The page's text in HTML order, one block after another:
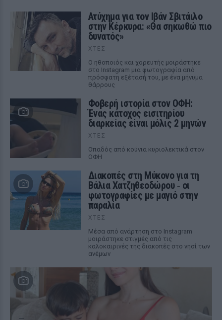
Ατύχημα για τον Ιβάν Σβιτάιλο
στην Κέρκυρα: «Θα σηκωθώ πιο
δυνατός»
ΧΤΕΣ
Ο ηθοποιός και χορευτής μοιράστηκε
στο Instagram μια φωτογραφία από
πρόσφατη εξέτασή του, με ένα μήνυμα
θάρρους
Φοβερή ιστορία στον ΟΦΗ:
Ένας κάτοχος εισιτηρίου
διαρκείας είναι μόλις 2 μηνών
ΧΤΕΣ
Οπαδός από κούνια κυριολεκτικά στον
ΟΦΗ
Διακοπές στη Μύκονο για τη
Βάλια Χατζηθεοδώρου ‑ οι
φωτογραφίες με μαγιό στην
παραλία
ΧΤΕΣ
Μέσα από ανάρτηση στο Instagram
μοιράστηκε στιγμές από τις
καλοκαιρινές της διακοπές στο νησί των
ανέμων